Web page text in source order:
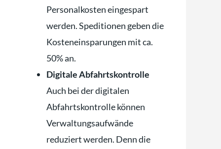
Personalkosten eingespart
werden. Speditionen geben die
Kosteneinsparungen mit ca.
50% an.
Digitale Abfahrtskontrolle
Auch bei der digitalen
Abfahrtskontrolle können
Verwaltungsaufwände
reduziert werden. Denn die